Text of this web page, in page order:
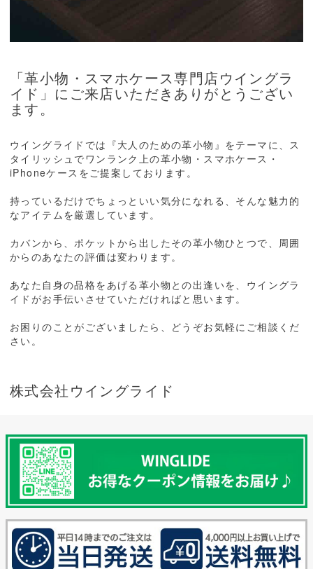
「革小物・スマホケース専門店ウイングラ
イド」にご来店いただきありがとうござい
ます。
ウイングライドでは『大人のための革小物』をテーマに、ス
タイリッシュでワンランク上の革小物・スマホケース・
iPhoneケースをご提案しております。
持っているだけでちょっといい気分になれる、そんな魅力的
なアイテムを厳選しています。
カバンから、ポケットから出したその革小物ひとつで、周囲
からのあなたの評価は変わります。
あなた自身の品格をあげる革小物との出逢いを、ウイングラ
イドがお手伝いさせていただければと思います。
お困りのことがございましたら、どうぞお気軽にご相談くだ
さい。
株式会社ウイングライド